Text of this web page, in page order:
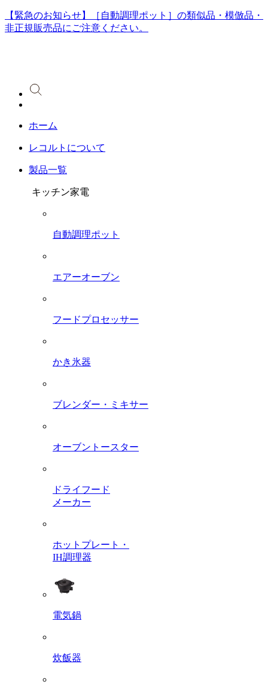
【緊急のお知らせ】［自動調理ポット］の類似品・模倣品・
非正規販売品にご注意ください。
ホーム
レコルトについて
製品一覧
キッチン家電
自動調理ポット
エアーオーブン
フードプロセッサー
かき氷器
ブレンダー・ミキサー
オーブントースター
ドライフード
メーカー
ホットプレート・
IH調理器
電気鍋
炊飯器